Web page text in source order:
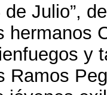
de Julio”,
hermanos
y
Ramos